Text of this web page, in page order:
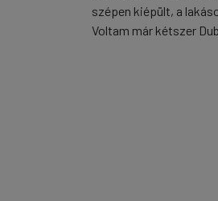
szépen kiépült, a
Voltam már kétszer